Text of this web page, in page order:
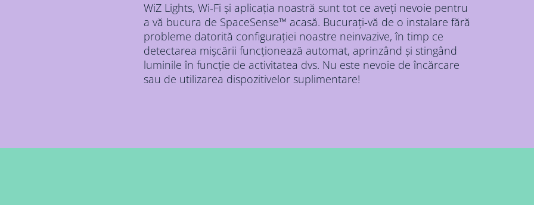
WiZ Lights, Wi-Fi și aplicația noastră sunt tot ce aveți nevoie pentru
a vă bucura de SpaceSense™ acasă. Bucurați-vă de o instalare fără
probleme datorită configurației noastre neinvazive, în timp ce
detectarea mișcării funcționează automat, aprinzând și stingând
luminile în funcție de activitatea dvs. Nu este nevoie de încărcare
sau de utilizarea dispozitivelor suplimentare!